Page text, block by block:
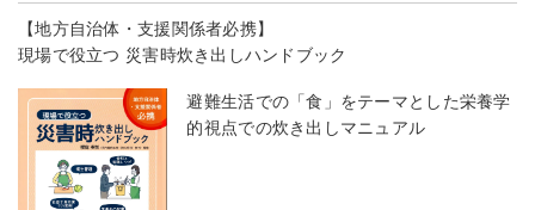
【地方自治体・支援関係者必携】
現場で役立つ 災害時炊き出しハンドブック
避難生活での「食」をテーマとした栄養学
的視点での炊き出しマニュアル